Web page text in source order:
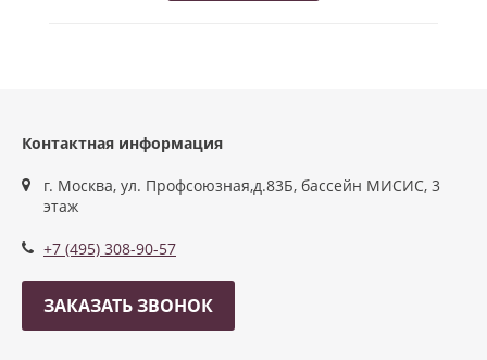
Контактная информация
г. Москва, ул. Профсоюзная,д.83Б, бассейн МИСИС, 3
этаж
+7 (495) 308-90-57
ЗАКАЗАТЬ ЗВОНОК